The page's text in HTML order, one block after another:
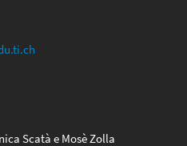
Scatà e Mosè Zolla